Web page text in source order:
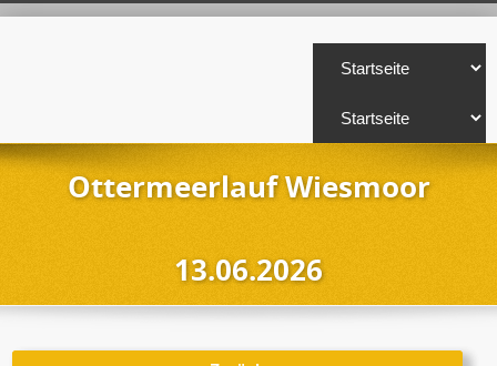
Ottermeerlauf Wiesmoor
13.06.2026